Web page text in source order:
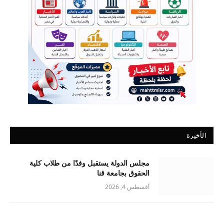
الأخيرة
مجلس الدولة يستقبل وفدًا من طلاب كلية
الحقوق بجامعة قنا
أغسطس 4, 2026